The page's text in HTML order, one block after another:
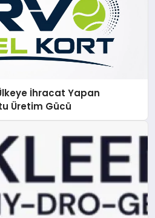
İhracat Yapan
Üretim Gücü